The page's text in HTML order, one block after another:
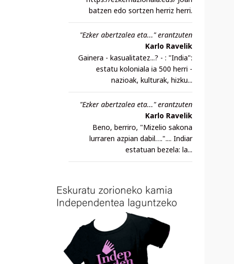
batzen edo sortzen herriz herri.
"Ezker abertzalea eta..." erantzuten
Karlo Ravelik
Gainera - kasualitatez...? - : "India":
estatu koloniala ia 500 herri -
nazioak, kulturak, hizku...
"Ezker abertzalea eta..." erantzuten
Karlo Ravelik
Beno, berriro, "Mizelio sakona
lurraren azpian dabil….".... Indiar
estatuan bezela: la...